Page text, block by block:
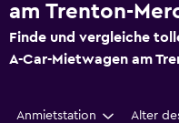
am Trenton-
Finde und vergleiche
A-Car-Mietwagen am
Anmietstation Alter